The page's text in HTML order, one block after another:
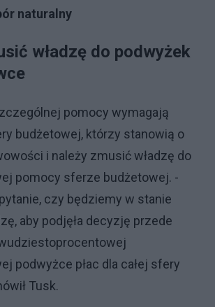
naturalny
władzę do podwyżek
pomocy wymagają
budżetowej, którzy stanowią o
i należy zmusić władzę do
pomocy sferze budżetowej. -
czy będziemy w stanie
aby podjęła decyzję przede
podwyżce płac dla całej sfery
Tusk.